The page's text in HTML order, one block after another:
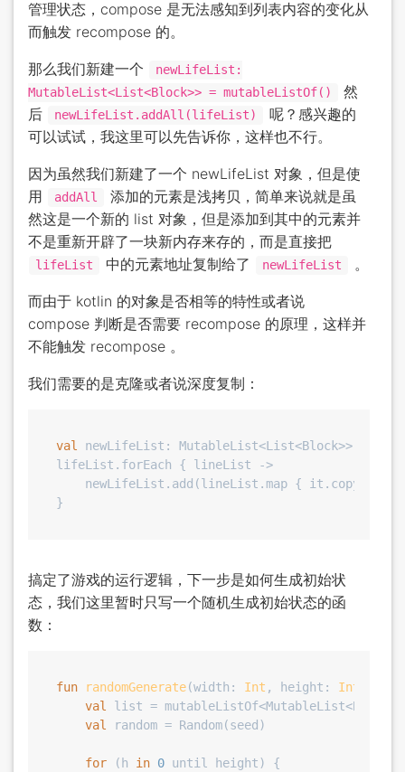
管理状态，compose 是无法感知到列表内容的变化从
而触发 recompose 的。
那么我们新建一个
newLifeList:
MutableList<List<Block>> = mutableListOf()
然
后
newLifeList.addAll(lifeList)
呢？感兴趣的
可以试试，我这里可以先告诉你，这样也不行。
因为虽然我们新建了一个 newLifeList 对象，但是使
用
addAll
添加的元素是浅拷贝，简单来说就是虽
然这是一个新的 list 对象，但是添加到其中的元素并
不是重新开辟了一块新内存来存的，而是直接把
lifeList 中的元素地址复制给了 newLifeList 。
而由于 kotlin 的对象是否相等的特性或者说
compose 判断是否需要 recompose 的原理，这样并
不能触发 recompose 。
我们需要的是克隆或者说深度复制：
val newLifeList: MutableList<List<Block>> =
lifeList.forEach { lineList ->
    newLifeList.add(lineList.map { it.copy() })
搞定了游戏的运行逻辑，下一步是如何生成初始状
态，我们这里暂时只写一个随机生成初始状态的函
数：
fun randomGenerate(width: Int , height: Int
val list =
val random = Random(seed)
for (h in 0 until height) {